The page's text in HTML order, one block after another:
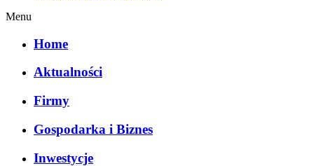
Menu
Home
Aktualności
Firmy
Gospodarka i Biznes
Inwestycje